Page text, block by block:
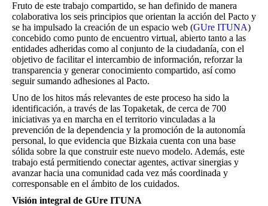
Fruto de este trabajo compartido, se han definido de manera
colaborativa los seis principios que orientan la acción del Pacto y
se ha impulsado la creación de un espacio web (GUre ITUNA)
concebido como punto de encuentro virtual, abierto tanto a las
entidades adheridas como al conjunto de la ciudadanía, con el
objetivo de facilitar el intercambio de información, reforzar la
transparencia y generar conocimiento compartido, así como
seguir sumando adhesiones al Pacto.
Uno de los hitos más relevantes de este proceso ha sido la
identificación, a través de las Topaketak, de cerca de 700
iniciativas ya en marcha en el territorio vinculadas a la
prevención de la dependencia y la promoción de la autonomía
personal, lo que evidencia que Bizkaia cuenta con una base
sólida sobre la que construir este nuevo modelo. Además, este
trabajo está permitiendo conectar agentes, activar sinergias y
avanzar hacia una comunidad cada vez más coordinada y
corresponsable en el ámbito de los cuidados.
Visión integral de GUre ITUNA